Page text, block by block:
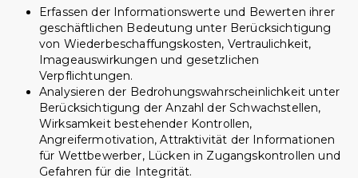
Erfassen der Informationswerte und Bewerten ihrer
geschäftlichen Bedeutung unter Berücksichtigung
von Wiederbeschaffungskosten, Vertraulichkeit,
Imageauswirkungen und gesetzlichen
Verpflichtungen.
Analysieren der Bedrohungswahrscheinlichkeit unter
Berücksichtigung der Anzahl der Schwachstellen,
Wirksamkeit bestehender Kontrollen,
Angreifermotivation, Attraktivität der Informationen
für Wettbewerber, Lücken in Zugangskontrollen und
Gefahren für die Integrität.